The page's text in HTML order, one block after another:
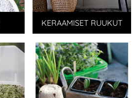
KERAAMISET RUUKUT